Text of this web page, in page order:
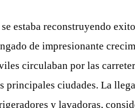
estaba reconstruyendo
de impresionante
circulaban por las
principales ciudades. La
y lavadoras,